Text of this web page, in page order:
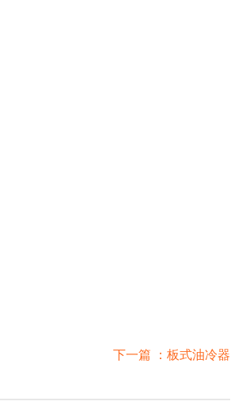
下一篇 ： 板式油冷器